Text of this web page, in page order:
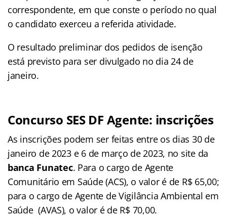
correspondente, em que conste o período no qual
o candidato exerceu a referida atividade.
O resultado preliminar dos pedidos de isenção
está previsto para ser divulgado no dia 24 de
janeiro.
Concurso SES DF Agente: inscrições
As inscrições podem ser feitas entre os dias 30 de
janeiro de 2023 e 6 de março de 2023, no site da
banca Funatec. Para o cargo de Agente
Comunitário em Saúde (ACS), o valor é de R$ 65,00;
para o cargo de Agente de Vigilância Ambiental em
Saúde (AVAS), o valor é de R$ 70,00.